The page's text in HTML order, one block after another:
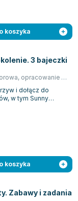
koszyka
3 bajeczki
, opracowanie zbiorowe
i dołącz do
w tym Sunny
przygody w wy...
koszyka
Zabawy i zadania